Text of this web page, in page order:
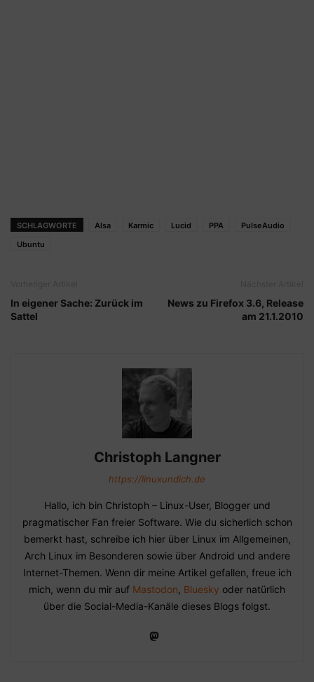
SCHLAGWORTE Alsa Karmic Lucid PPA
PulseAudio
Ubuntu
In eigener Sache: Zurück im
Sattel
News zu Firefox 3.6, Release
am 21.1.2010
Christoph Langner
https://linuxundich.de
Hallo, ich bin Christoph – Linux-User, Blogger und
pragmatischer Fan freier Software. Wie du sicherlich schon
bemerkt hast, schreibe ich hier über Linux im Allgemeinen,
Arch Linux im Besonderen sowie über Android und andere
Internet-Themen. Wenn dir meine Artikel gefallen, freue ich
mich, wenn du mir auf Mastodon Bluesky oder natürlich
über die Social-Media-Kanäle dieses Blogs folgst.